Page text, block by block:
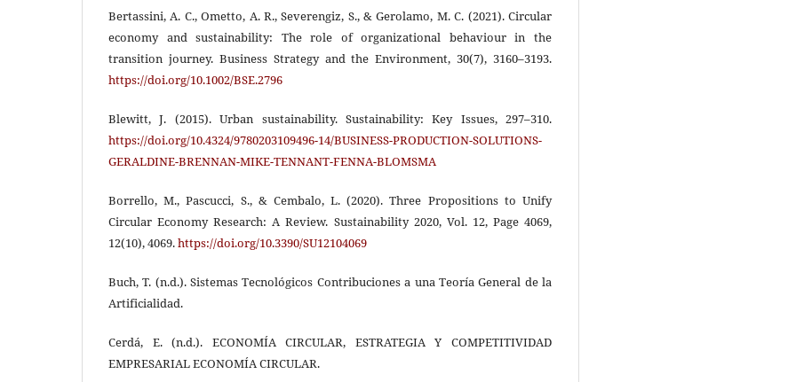
Bertassini, A. C., Ometto, A. R., Severengiz, S., & Gerolamo, M. C. (2021). Circular
economy and sustainability: The role of organizational behaviour in the
transition journey. Business Strategy and the Environment, 30(7), 3160–3193.
https://doi.org/10.1002/BSE.2796
Blewitt, J. (2015). Urban sustainability. Sustainability: Key Issues, 297–310.
https://doi.org/10.4324/9780203109496-14/BUSINESS-PRODUCTION-SOLUTIONS-
GERALDINE-BRENNAN-MIKE-TENNANT-FENNA-BLOMSMA
Borrello, M., Pascucci, S., & Cembalo, L. (2020). Three Propositions to Unify
Circular Economy Research: A Review. Sustainability 2020, Vol. 12, Page 4069,
12(10), 4069.https://doi.org/10.3390/SU12104069
Buch, T. (n.d.). Sistemas Tecnológicos Contribuciones a una Teoría General de la
Artificialidad.
Cerdá, E. (n.d.). ECONOMÍA CIRCULAR, ESTRATEGIA Y COMPETITIVIDAD
EMPRESARIAL ECONOMÍA CIRCULAR.